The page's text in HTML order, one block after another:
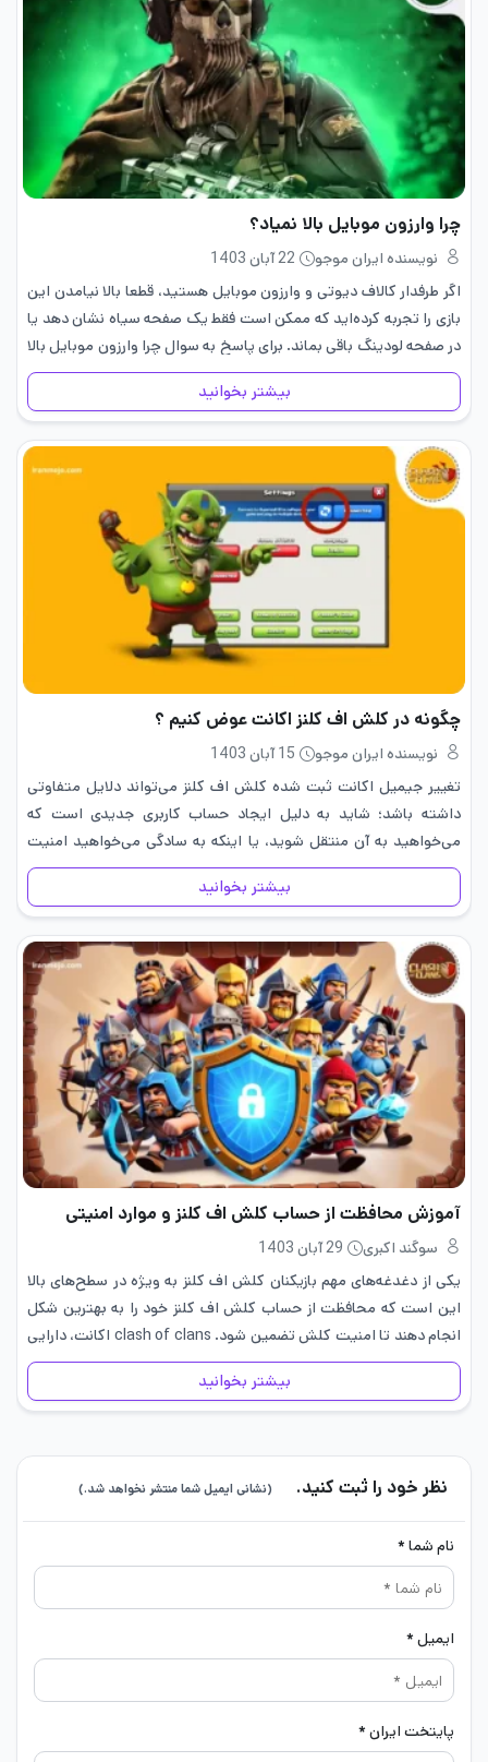
چرا وارزون موبایل بالا نمیاد؟
نویسنده ایران موجو
22 آبان 1403
اگر طرفدار کالاف دیوتی و وارزون موبایل هستید، قطعا بالا نیامدن این
بازی را تجربه کرده‌اید که ممکن است فقط یک صفحه سیاه نشان دهد یا
در صفحه لودینگ باقی بماند. برای پاسخ به سوال چرا وارزون موبایل بالا
نمیاد؟…
بیشتر بخوانید
چگونه در کلش اف کلنز اکانت عوض کنیم ؟
نویسنده ایران موجو
15 آبان 1403
تغییر جیمیل اکانت ثبت شده کلش اف کلنز می‌تواند دلایل متفاوتی
داشته باشد؛ شاید به دلیل ایجاد حساب کاربری جدیدی است که
می‌خواهید به آن منتقل شوید، یا اینکه به سادگی می‌خواهید امنیت
حساب خود را با جیمیل جدیدی تقویت…
بیشتر بخوانید
آموزش محافظت از حساب کلش اف کلنز و موارد امنیتی
سوگند اکبری
29 آبان 1403
یکی از دغدغه‌های مهم بازیکنان کلش اف کلنز به ویژه در سطح‌های بالا
این است که محافظت از حساب کلش اف کلنز خود را به بهترین شکل
انجام دهند تا امنیت کلش تضمین شود. clash of clans اکانت، دارایی‌
بازیکنان…
بیشتر بخوانید
نظر خود را ثبت کنید. (نشانی ایمیل شما منتشر نخواهد شد.)
نام شما *
ایمیل *
پایتخت ایران *